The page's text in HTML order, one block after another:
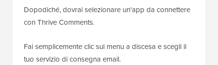
Dopodiché, dovrai selezionare un'app da connettere
con Thrive Comments.
Fai semplicemente clic sul menu a discesa e scegli il
tuo servizio di consegna email.